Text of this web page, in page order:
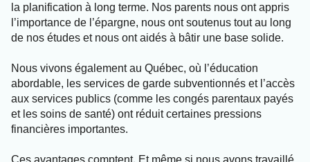
la planification à long terme. Nos parents nous ont appris
l’importance de l’épargne, nous ont soutenus tout au long
de nos études et nous ont aidés à bâtir une base solide.
Nous vivons également au Québec, où l’éducation
abordable, les services de garde subventionnés et l’accès
aux services publics (comme les congés parentaux payés
et les soins de santé) ont réduit certaines pressions
financières importantes.
Ces avantages comptent. Et même si nous avons travaillé